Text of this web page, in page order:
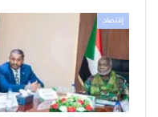
إقتصاد